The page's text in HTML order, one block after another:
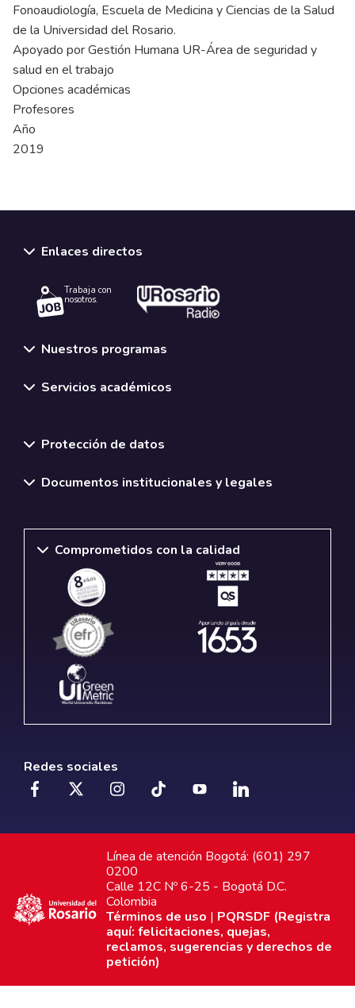
Fonoaudiología, Escuela de Medicina y Ciencias de la Salud
de la Universidad del Rosario.
Apoyado por Gestión Humana UR-Área de seguridad y
salud en el trabajo
Opciones académicas
Profesores
Año
2019
Enlaces directos
Trabaja con
nosotros.
Nuestros programas
Servicios académicos
Protección de datos
Documentos institucionales y legales
Comprometidos con la calidad
Redes sociales
Línea de atención Bogotá: (601) 297
0200
Calle 12C Nº 6-25 - Bogotá D.C.
Colombia
Términos de uso | PQRSDF (Registra
aquí: felicitaciones, quejas,
reclamos, sugerencias y derechos de
petición)